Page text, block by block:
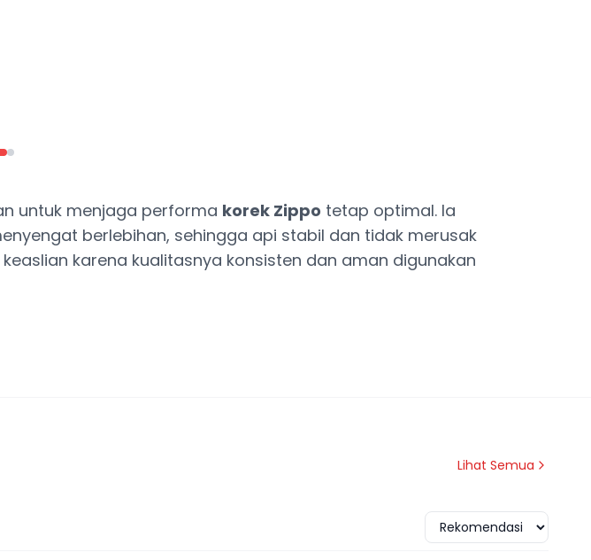
untuk menjaga performa korek Zippo tetap optimal. Ia
berlebihan, sehingga api stabil dan tidak merusak
karena kualitasnya konsisten dan aman digunakan
Lihat Semua